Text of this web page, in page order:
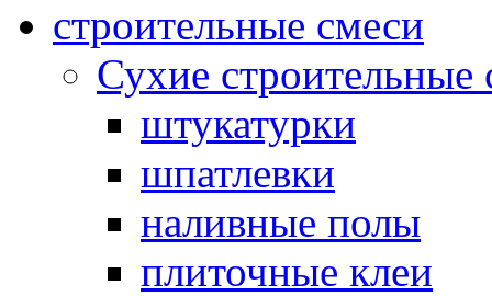
строительные смеси
Сухие строительные
штукатурки
шпатлевки
наливные полы
плиточные клеи